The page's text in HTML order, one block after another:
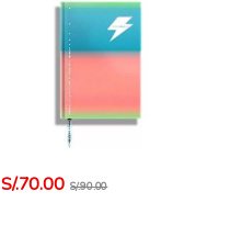
S/.70.00 S/.90.00